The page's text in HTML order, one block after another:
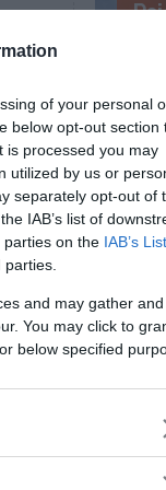
of your personal
below opt-out section
is processed you may
utilized by us or
separately opt-out of
IAB’s list of
parties on the IAB’s
and may gather
You may click to
below specified
I 7